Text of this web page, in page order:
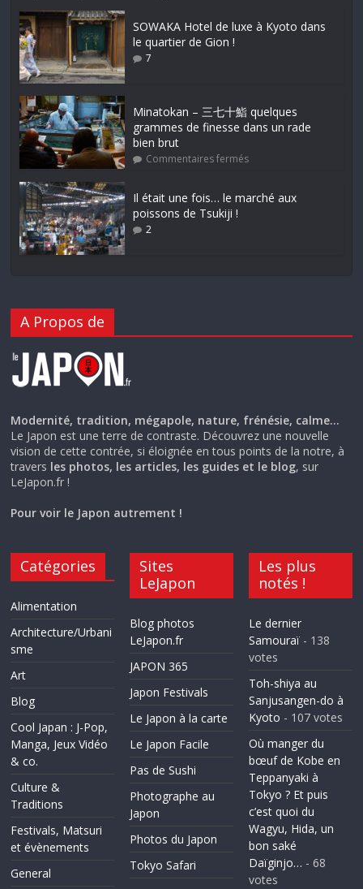
SOWAKA Hotel de luxe à Kyoto dans
le quartier de Gion !
7
Minatokan – 三七十鮨 quelques
grammes de finesse dans un rade
bien brut
Commentaires fermés
Il était une fois… le marché aux
poissons de Tsukiji !
2
A Propos de
Modernité, tradition, mégapole, nature, frénésie, calme…
Le Japon est une terre de contraste. Découvrez une nouvelle
vision de cette contrée, si éloignée en tous points de la notre, à
travers les photos, les articles, les guides et le blog, sur
LeJapon.fr !
Pour voir le Japon autrement !
Catégories
Alimentation
Architecture/Urbani
sme
Art
Blog
Cool Japan : J-Pop,
Manga, Jeux Vidéo
& co.
Culture &
Traditions
Festivals, Matsuri
et évènements
General
Sites
LeJapon
Blog photos
LeJapon.fr
JAPON 365
Japon Festivals
Le Japon à la carte
Le Japon Facile
Pas de Sushi
Photographe au
Japon
Photos du Japon
Tokyo Safari
Les plus
notés !
Le dernier
Samouraï- 138
votes
Toh-shiya au
Sanjusangen-do à
Kyoto - 107 votes
Où manger du
bœuf de Kobe en
Teppanyaki à
Tokyo ? Et puis
c’est quoi du
Wagyu, Hida, un
bon saké
Daïginjo… - 68
votes